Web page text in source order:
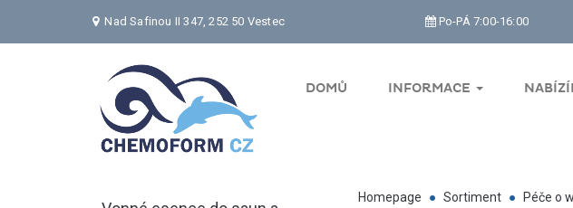
Nad Safinou II 347, 252 50 Vestec Po-PÁ 7:00-16:00
DOMŮ INFORMACE
Homepage Sortiment Péče o